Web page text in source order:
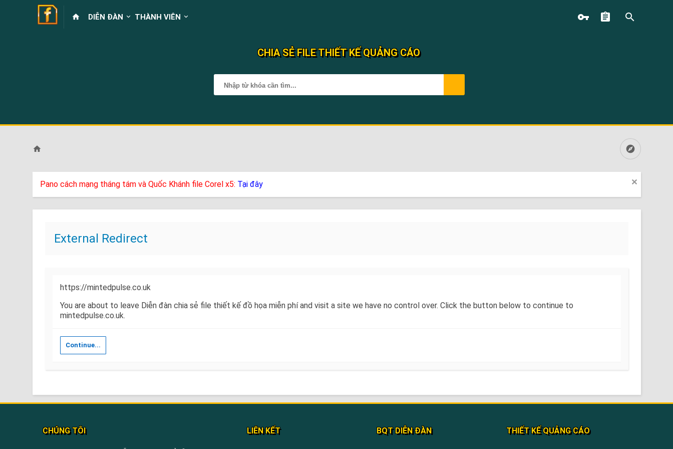
DIỄN ĐÀN THÀNH VIÊN
CHIA SẺ FILE THIẾT KẾ QUẢNG CÁO
Pano cách mạng tháng tám và Quốc Khánh file Corel x5: Tại đây
External Redirect
https://mintedpulse.co.uk
You are about to leave Diễn đàn chia sẻ file thiết kế đồ họa miễn phí and visit a site we have no control over. Click the button below to continue to
mintedpulse.co.uk.
Continue...
CHÚNG TÔI LIÊN KẾT BQT DIỄN ĐÀN THIẾT KẾ QUẢNG CÁO